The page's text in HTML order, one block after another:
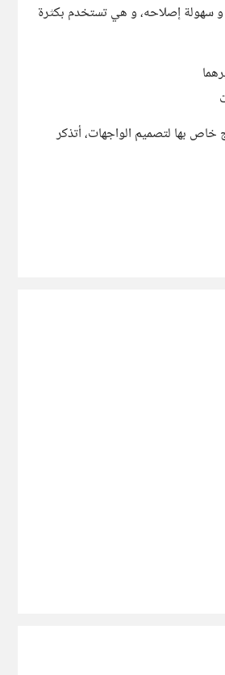
و سهولة إصلاحه، و هي تستخدم بكثرة
خاص بها لتصميم الواجهات، أتذكر